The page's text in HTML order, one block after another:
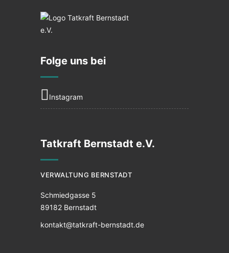
Folge uns bei
Instagram
Tatkraft Bernstadt e.V.
VERWALTUNG BERNSTADT
Schmiedgasse 5
89182 Bernstadt
kontakt@tatkraft-bernstadt.de